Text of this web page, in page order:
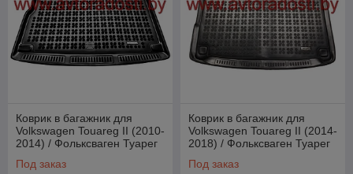
Коврик в багажник для
Volkswagen Touareg II (2010-
2014) / Фольксваген Туарег
Под заказ
Коврик в багажник для
Volkswagen Touareg II (2014-
2018) / Фольксваген Туарег
Под заказ